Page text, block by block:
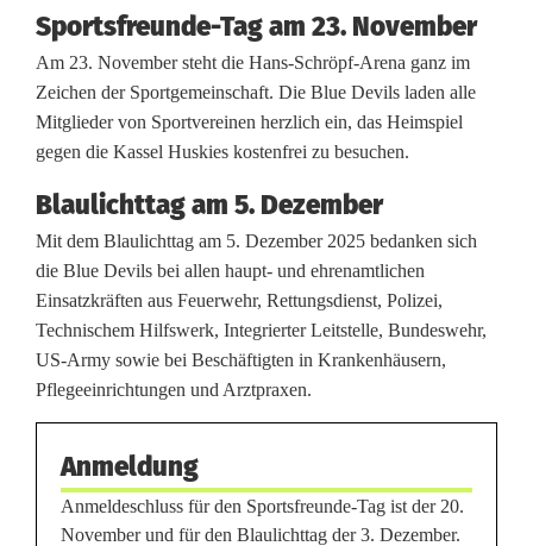
d
e
-
a
g
u
n
Sportsfreunde-Tag am 23. November
Am 23. November steht die Hans-Schröpf-Arena ganz im
Zeichen der Sportgemeinschaft. Die Blue Devils laden alle
Mitglieder von Sportvereinen herzlich ein, das Heimspiel
gegen die Kassel Huskies kostenfrei zu besuchen.
Blaulichttag am 5. Dezember
Mit dem Blaulichttag am 5. Dezember 2025 bedanken sich
die Blue Devils bei allen haupt- und ehrenamtlichen
Einsatzkräften aus Feuerwehr, Rettungsdienst, Polizei,
Technischem Hilfswerk, Integrierter Leitstelle, Bundeswehr,
US-Army sowie bei Beschäftigten in Krankenhäusern,
Pflegeeinrichtungen und Arztpraxen.
Anmeldung
Anmeldeschluss für den Sportsfreunde-Tag ist der 20.
November und für den Blaulichttag der 3. Dezember.